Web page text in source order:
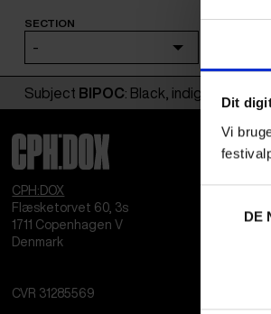
Dit
Vi
DE
SECTION
-
SEARCH
Subject BIPOC: Black, indigenous,
CPH:DOX
Flæsketorvet 60, 3s
1711 Copenhagen V
Denmark
CVR 31285569